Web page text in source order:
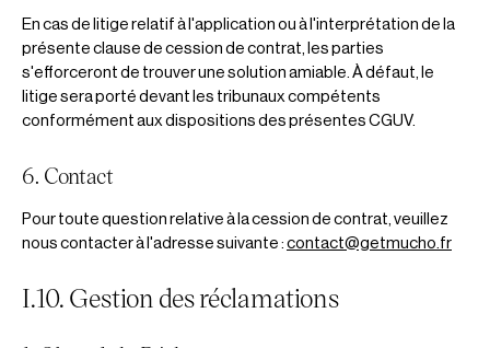
En cas de litige relatif à l'application ou à l'interprétation de la
présente clause de cession de contrat, les parties
s'efforceront de trouver une solution amiable. À défaut, le
litige sera porté devant les tribunaux compétents
conformément aux dispositions des présentes CGUV.
6. Contact
Pour toute question relative à la cession de contrat, veuillez
nous contacter à l'adresse suivante : contact@getmucho.fr
I.10. Gestion des réclamations